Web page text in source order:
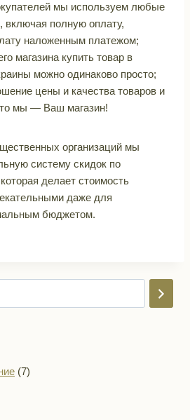
мы используем любые
включая полную оплату,
наложенным платежом;
магазина купить товар в
можно одинаково просто;
цены и качества товаров и
мы — Ваш магазин!
организаций мы
систему скидок по
делает стоимость
даже для
бюджетом.
77